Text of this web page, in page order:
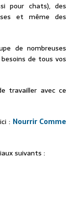
pour chats), des
et même des
de nombreuses
de tous vos
travailler avec ce
: Nourrir Comme
suivants :